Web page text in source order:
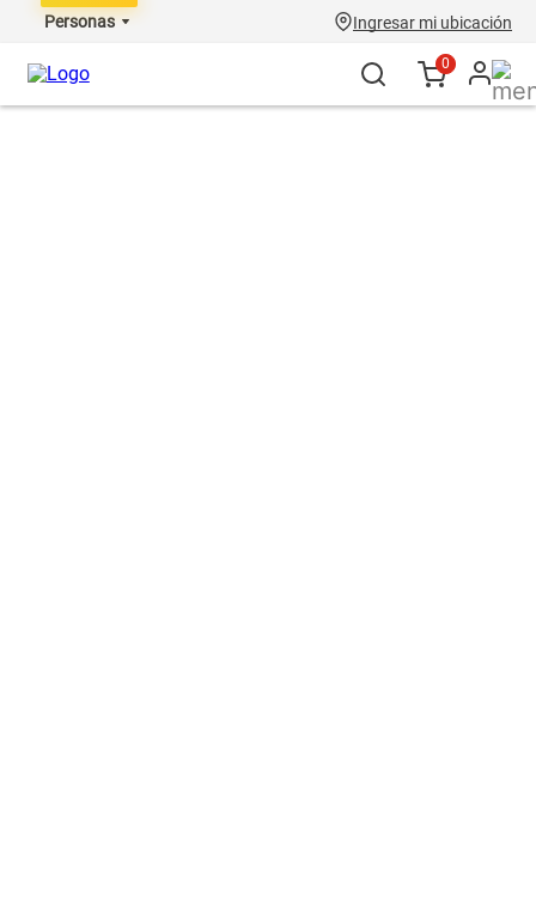
Personas Ingresar mi ubicación
0